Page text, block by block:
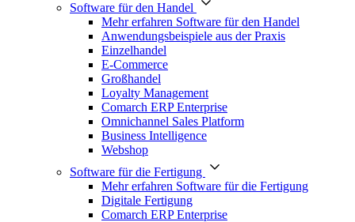
Software für den Handel
Mehr erfahren Software für den Handel
Anwendungsbeispiele aus der Praxis
Einzelhandel
E-Commerce
Großhandel
Loyalty Management
Comarch ERP Enterprise
Omnichannel Sales Platform
Business Intelligence
Webshop
Software für die Fertigung
Mehr erfahren Software für die Fertigung
Digitale Fertigung
Comarch ERP Enterprise